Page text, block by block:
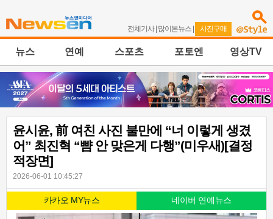
전체기사| 많이본뉴스 | 사진구매
뉴스 연예 스포츠 포토엔 영상TV
윤시윤, 前 여친 사진 불만에 “너 이렇게 생겼
어” 최진혁 “뺨 안 맞은게 다행”(미우새)[결정
적장면]
2026-06-01 10:45:27
카카오 MY뉴스 네이버 연예뉴스